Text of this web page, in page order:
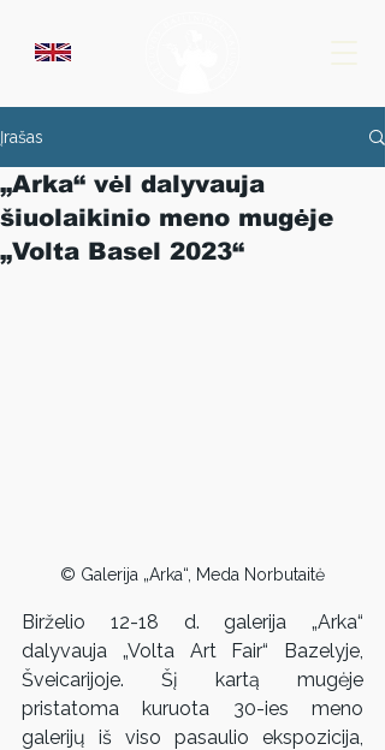
Įrašas
„Arka“ vėl dalyvauja
šiuolaikinio meno mugėje
„Volta Basel 2023“
© Galerija „Arka“, Meda Norbutaitė
Birželio 12-18 d. galerija „Arka“
dalyvauja „Volta Art Fair“ Bazelyje,
Šveicarijoje. Šį kartą mugėje
pristatoma kuruota 30-ies meno
galerijų iš viso pasaulio ekspozicija,